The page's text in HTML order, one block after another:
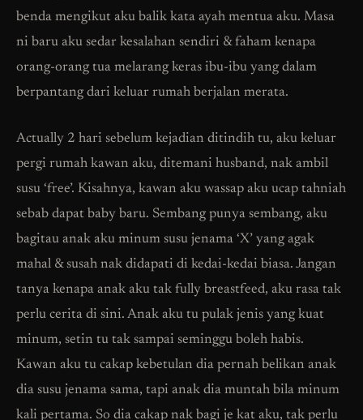
benda mengikut aku balik kata ayah mentua aku. Masa
ni baru aku sedar kesalahan sendiri & faham kenapa
orang-orang tua melarang keras ibu-ibu yang dalam
berpantang dari keluar rumah berjalan merata.
Actually 2 hari sebelum kejadian ditindih tu, aku keluar
pergi rumah kawan aku, ditemani husband, nak ambil
susu ‘free’. Kisahnya, kawan aku wassap aku ucap tahniah
sebab dapat baby baru. Sembang punya sembang, aku
bagitau anak aku minum susu jenama ‘X’ yang agak
mahal & susah nak didapati di kedai-kedai biasa. Jangan
tanya kenapa anak aku tak fully breastfeed, aku rasa tak
perlu cerita di sini. Anak aku tu pulak jenis yang kuat
minum, setin tu tak sampai seminggu boleh habis.
Kawan aku tu cakap kebetulan dia pernah belikan anak
dia susu jenama sama, tapi anak dia muntah bila minum
kali pertama. So dia cakap nak bagi je kat aku, tak perlu